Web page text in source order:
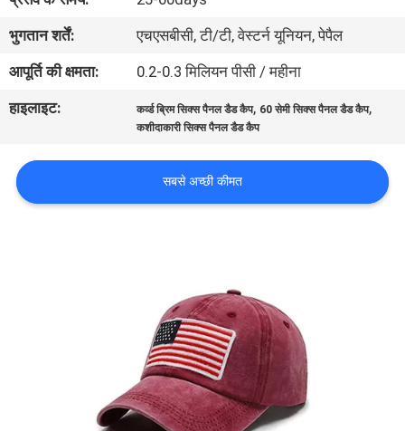
संपर्क
करें
मामलों
भुगतान शर्तें:
एचएसबीसी, टी/टी, वेस्टर्न यूनियन, पेपैल
आपूर्ति की क्षमता:
0.2-0.3 मिलियन पीसी / महीना
हाइलाइट:
कर्व्ड ब्रिम सिक्स पैनल डैड कैप, 60 सेमी सिक्स पैनल डैड कैप,
कशीदाकारी सिक्स पैनल डैड कैप
सबसे अच्छी कीमत